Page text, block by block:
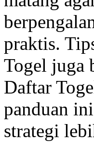
praktis.
Togel juga
Daftar
panduan
strategi